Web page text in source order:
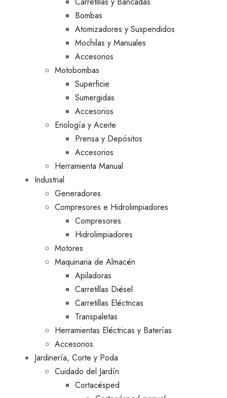
Bombas
Atomizadores y Suspendidos
Mochilas y Manuales
Accesorios
Motobombas
Superficie
Sumergidas
Accesorios
Enología y Aceite
Prensa y Depósitos
Accesorios
Herramienta Manual
Industrial
Generadores
Compresores e Hidrolimpiadores
Compresores
Hidrolimpiadores
Motores
Maquinaria de Almacén
Apiladoras
Carretillas Diésel
Carretillas Eléctricas
Transpaletas
Herramientas Eléctricas y Baterías
Accesorios
Jardinería, Corte y Poda
Cuidado del Jardín
Cortacésped